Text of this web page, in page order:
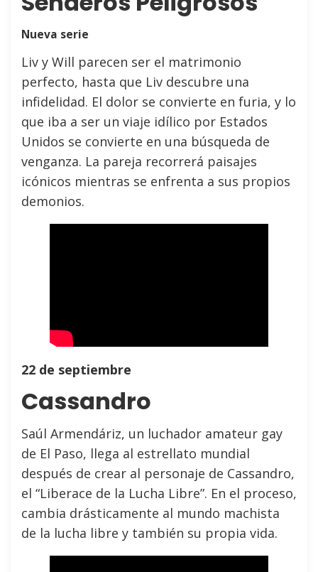
Nueva serie
Liv y Will parecen ser el matrimonio
perfecto, hasta que Liv descubre una
infidelidad. El dolor se convierte en furia, y lo
que iba a ser un viaje idílico por Estados
Unidos se convierte en una búsqueda de
venganza. La pareja recorrerá paisajes
icónicos mientras se enfrenta a sus propios
demonios.
22 de septiembre
Cassandro
Saúl Armendáriz, un luchador amateur gay
de El Paso, llega al estrellato mundial
después de crear al personaje de Cassandro,
el “Liberace de la Lucha Libre”. En el proceso,
cambia drásticamente al mundo machista
de la lucha libre y también su propia vida.